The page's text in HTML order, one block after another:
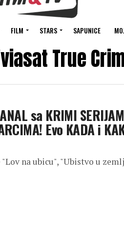
FILM STARS SAPUNICE
True
sa KRIMI
Evo KADA i
na ubicu", "Ubistvo u